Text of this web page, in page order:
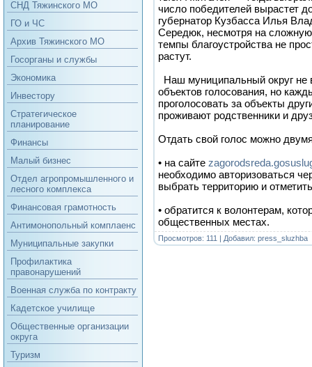
СНД Тяжинского МО
ГО и ЧС
Архив Тяжинского МО
Госорганы и службы
Экономика
Инвестору
Стратегическое
планирование
Финансы
Малый бизнес
Отдел агропромышленного и
лесного комплекса
Финансовая грамотность
Антимонопольный комплаенс
Муниципальные закупки
Профилактика
правонарушений
Военная служба по контракту
Кадетское училище
Общественные организации
округа
Туризм
число победителей вырастет
губернатор Кузбасса Илья
Середюк, несмотря на
темпы благоустройства не
растут.
Наш муниципальный округ не
объектов голосования, но
проголосовать за объекты
проживают родственники и
Отдать свой голос можно
• на сайте
необходимо авторизоваться
выбрать территорию и
• обратится к волонтерам,
общественных местах.
Просмотров: 111 | Добавил: press_sluzhba